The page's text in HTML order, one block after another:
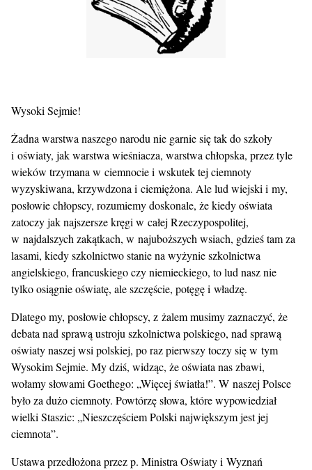
Wysoki Sejmie!
Żadna warstwa naszego narodu nie garnie się tak do szkoły
i oświaty, jak warstwa wieśniacza, warstwa chłopska, przez tyle
wieków trzymana w ciemnocie i wskutek tej ciemnoty
wyzyskiwana, krzywdzona i ciemiężona. Ale lud wiejski i my,
posłowie chłopscy, rozumiemy doskonale, że kiedy oświata
zatoczy jak najszersze kręgi w całej Rzeczypospolitej,
w najdalszych zakątkach, w najuboższych wsiach, gdzieś tam za
lasami, kiedy szkolnictwo stanie na wyżynie szkolnictwa
angielskiego, francuskiego czy niemieckiego, to lud nasz nie
tylko osiągnie oświatę, ale szczęście, potęgę i władzę.
Dlatego my, posłowie chłopscy, z żalem musimy zaznaczyć, że
debata nad sprawą ustroju szkolnictwa polskiego, nad sprawą
oświaty naszej wsi polskiej, po raz pierwszy toczy się w tym
Wysokim Sejmie. My dziś, widząc, że oświata nas zbawi,
wołamy słowami Goethego: „Więcej światła!”. W naszej Polsce
było za dużo ciemnoty. Powtórzę słowa, które wypowiedział
wielki Staszic: „Nieszczęściem Polski największym jest jej
ciemnota”.
Ustawa przedłożona przez p. Ministra Oświaty i Wyznań